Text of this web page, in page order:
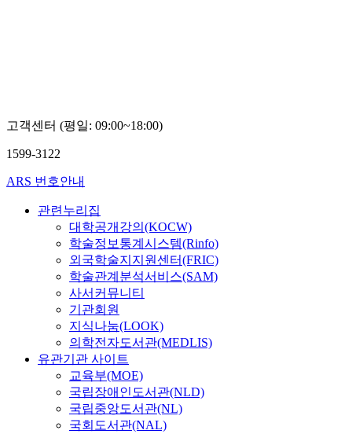
고객센터 (평일: 09:00~18:00)
1599-3122
ARS 번호안내
관련누리집
대학공개강의(KOCW)
학술정보통계시스템(Rinfo)
외국학술지지원센터(FRIC)
학술관계분석서비스(SAM)
사서커뮤니티
기관회원
지식나눔(LOOK)
의학전자도서관(MEDLIS)
유관기관 사이트
교육부(MOE)
국립장애인도서관(NLD)
국립중앙도서관(NL)
국회도서관(NAL)